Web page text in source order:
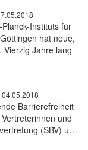
Instituts für
hat neue,
Vierzig Jahre lang
Barrierefreiheit
und
(SBV) u…